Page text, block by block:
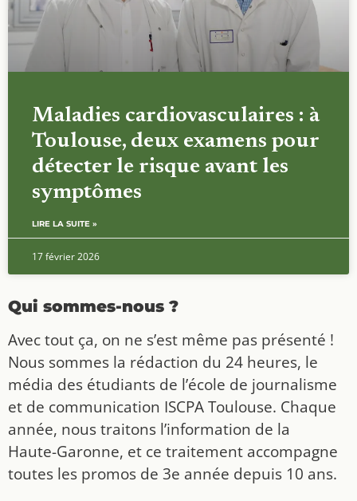
Maladies cardiovasculaires : à
Toulouse, deux examens pour
détecter le risque avant les
symptômes
LIRE LA SUITE »
17 février 2026
Qui sommes-nous ?
Avec tout ça, on ne s’est même pas présenté !
Nous sommes la rédaction du 24 heures, le
média des étudiants de l’école de journalisme
et de communication ISCPA Toulouse. Chaque
année, nous traitons l’information de la
Haute-Garonne, et ce traitement accompagne
toutes les promos de 3e année depuis 10 ans.